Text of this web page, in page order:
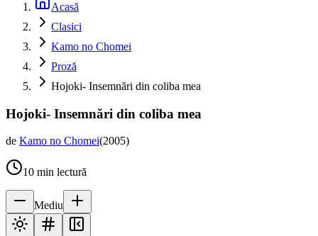
Acasă
Clasici
Kamo no Chomei
Proză
Hojoki- Insemnări din coliba mea
Hojoki- Insemnări din coliba mea
de Kamo no Chomei(2005)
10 min lectură
Mediu